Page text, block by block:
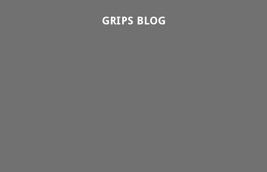
GRIPS BLOG